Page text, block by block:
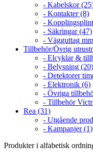
- Kabelskor
- Kontakter (8)
-
- Säkringar (47)
- Vägguttag
Tillbehör/Övrig
- Elcyklar &
- Belysning (20)
- Detektorer
- Elektronik (6)
- Övriga
- Tillbehör
Rea (31)
- Utgående
- Kampanjer (1)
Produkter i alfabetisk